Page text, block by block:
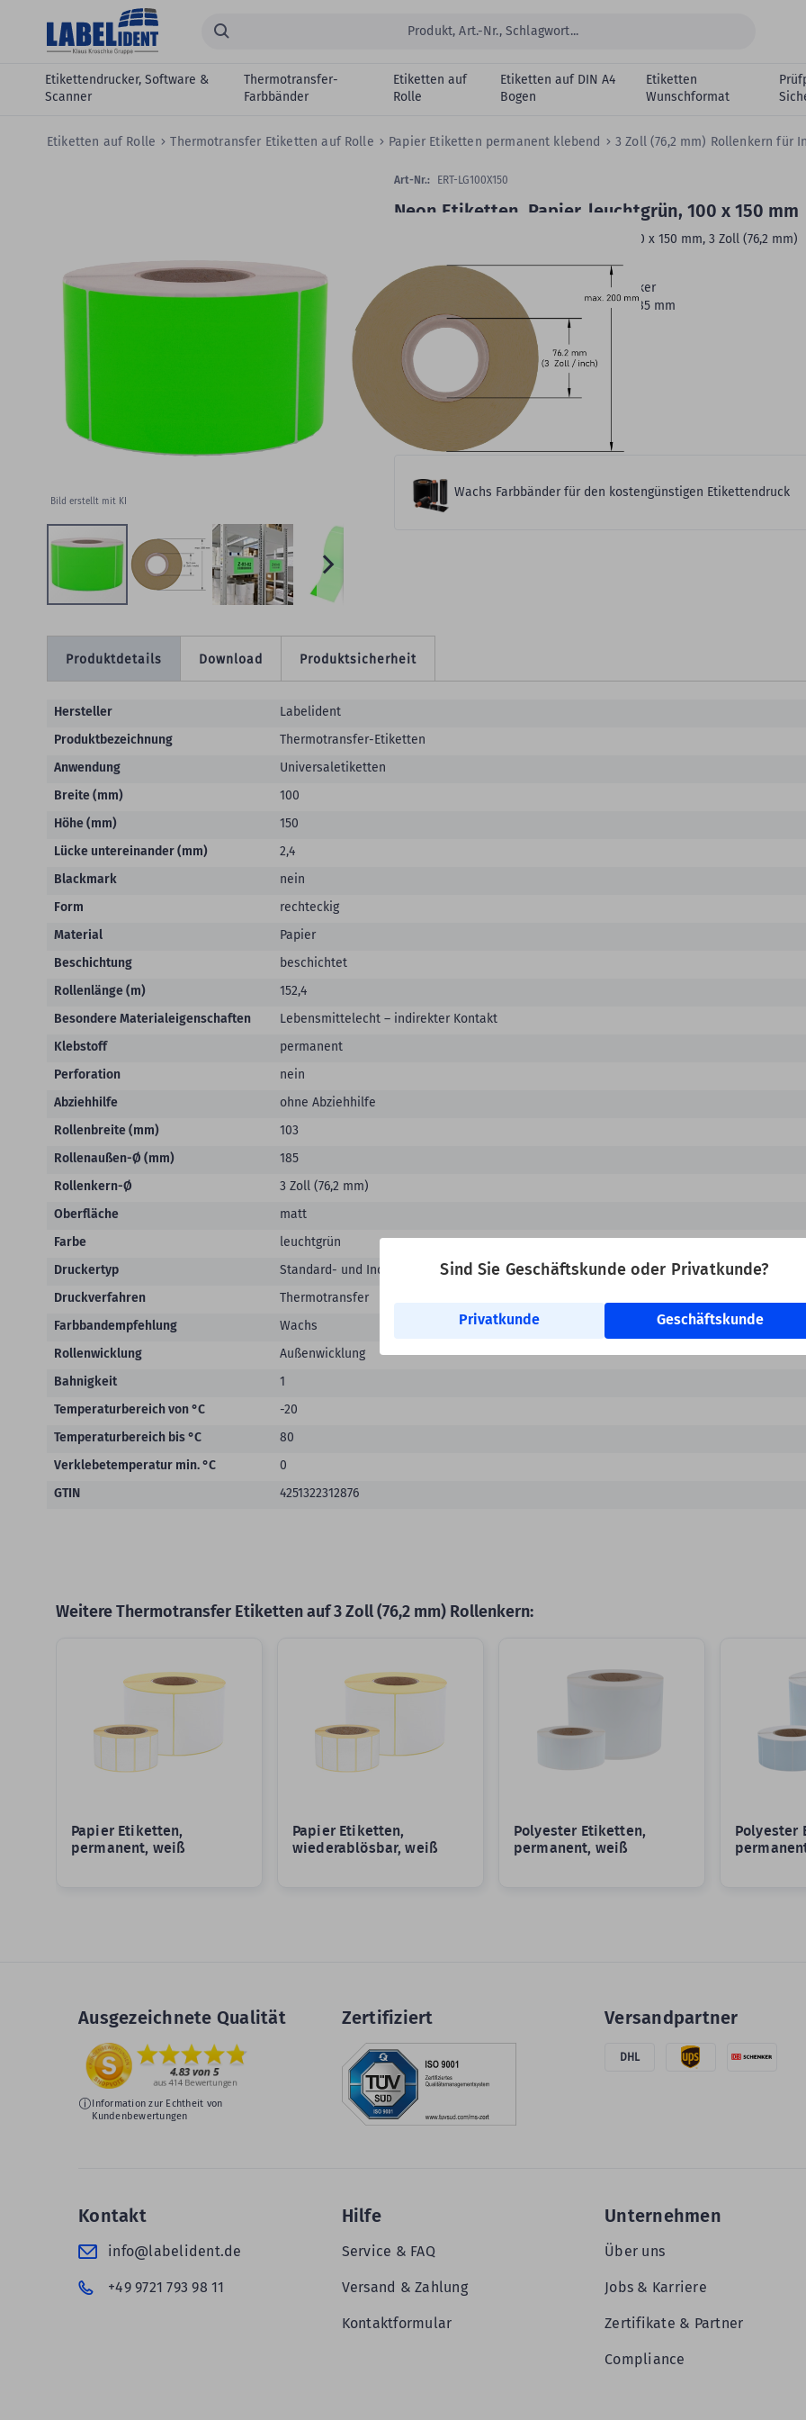
Sind Sie Geschäftskunde oder Privatkunde?
Privatkunde Geschäftskunde
Zum Hauptinhalt springen
Suchen...
Etikettendrucker, Software &
Scanner
Thermotransfer-
Farbbänder
Etiketten auf
Rolle
Etiketten auf DIN A4
Bogen
Etiketten
Wunschformat
Etiketten auf Rolle Thermotransfer Etiketten auf Rolle Papier Etiketten permanent klebend 3 Zoll (76,2 mm) Rollenkern für
Bild erstellt mit KI
images
gallery
Neon Etiketten, Papier, leuchtgrün, 100 x 150 mm
Papier Etiketten, leuchtgrün, permanent 100 x 150 mm, 3 Zoll (76,2 mm)
Art-Nr.: ERT-LG100X150
Standard- und Industriedrucker
103 mm - Rollenaußen-Ø:185 mm
Oberfläche: matt
Farbbandempfehlung:
Wachs
Rollenkern:
3 Zoll (76,2 mm)
VE:
1.000 Etiketten auf 1 Rolle/n
Weitere Produktdetails
Wachs Farbbänder für den kostengünstigen Etikettendruck
Produktdetails
Produktdetails
Hersteller
Labelident
Produktbezeichnung
Thermotransfer-Etiketten
Anwendung
Universaletiketten
Breite (mm)
100
Höhe (mm)
150
Lücke untereinander (mm)
2,4
Blackmark
nein
Form
rechteckig
Material
Papier
Beschichtung
beschichtet
Rollenlänge (m)
152,4
Besondere Materialeigenschaften
Lebensmittelecht – indirekter Kontakt
Klebstoff
permanent
Perforation
nein
Abziehhilfe
ohne Abziehhilfe
Rollenbreite (mm)
103
Rollenaußen-Ø (mm)
185
Rollenkern-Ø
3 Zoll (76,2 mm)
Oberfläche
matt
Farbe
leuchtgrün
Druckertyp
Standard- und Industriedrucker
Druckverfahren
Thermotransfer
Farbbandempfehlung
Wachs
Rollenwicklung
Außenwicklung
Bahnigkeit
1
Temperaturbereich von °C
-20
Temperaturbereich bis °C
80
Verklebetemperatur min. °C
0
GTIN
4251322312876
Download Produktsicherheit
Weitere Thermotransfer Etiketten auf 3 Zoll (76,2 mm) Rollenkern:
Papier Etiketten,
permanent, weiß
Papier Etiketten,
wiederablösbar, weiß
Polyester Etiketten,
permanent, weiß
Polyester
Ausgezeichnete Qualität
Information zur Echtheit von
Kundenbewertungen
Zertifiziert Versandpartner
DHL
Kontakt
info@labelident.de
+49 9721 793 98 11
Hilfe
Service & FAQ
Versand & Zahlung
Kontaktformular
Unternehmen
Über uns
Jobs & Karriere
Zertifikate & Partner
Compliance